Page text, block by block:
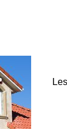
Entre